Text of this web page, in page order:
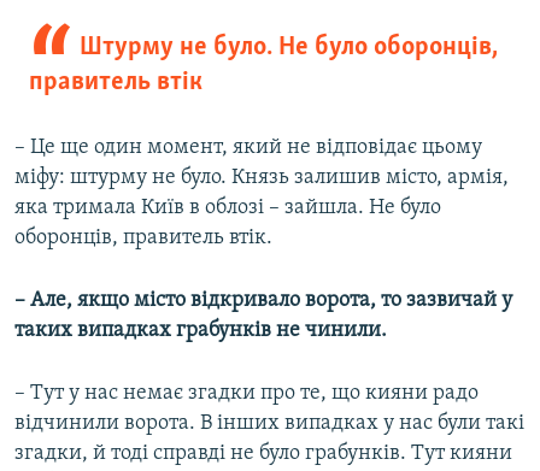
Штурму не було. Не було оборонців,
правитель втік
– Це ще один момент, який не відповідає цьому
міфу: штурму не було. Князь залишив місто, армія,
яка тримала Київ в облозі – зайшла. Не було
оборонців, правитель втік.
– Але, якщо місто відкривало ворота, то зазвичай у
таких випадках грабунків не чинили.
– Тут у нас немає згадки про те, що кияни радо
відчинили ворота. В інших випадках у нас були такі
згадки, й тоді справді не було грабунків. Тут кияни